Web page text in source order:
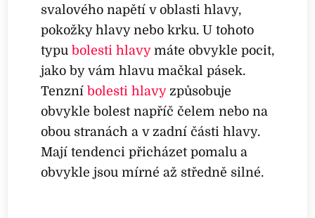
svalového napětí v oblasti hlavy,
pokožky hlavy nebo krku. U tohoto
typubolesti hlavymáte obvykle pocit,
jako by vám hlavu mačkal pásek.
Tenzníbolesti hlavyzpůsobuje
obvykle bolest napříč čelem nebo na
obou stranách a v zadní části hlavy.
Mají tendenci přicházet pomalu a
obvykle jsou mírné až středně silné.